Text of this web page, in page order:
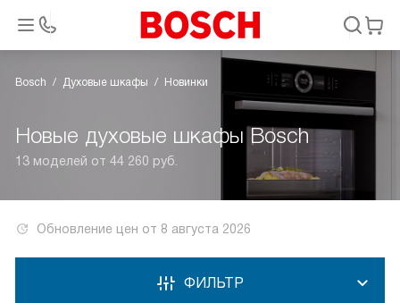
Bosch Духовые шкафы Новинки
Новые духовые шкафы Bosch
13 моделей от 44 260 руб.
Обновление цен от 8 августа 2026
ФИЛЬТР